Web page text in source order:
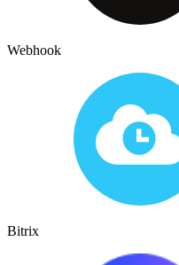
Webhook
Bitrix